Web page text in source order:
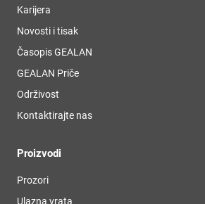
Karijera
Novosti i tisak
Časopis GEALAN
GEALAN Priče
Održivost
Kontaktirajte nas
Proizvodi
Prozori
Ulazna vrata